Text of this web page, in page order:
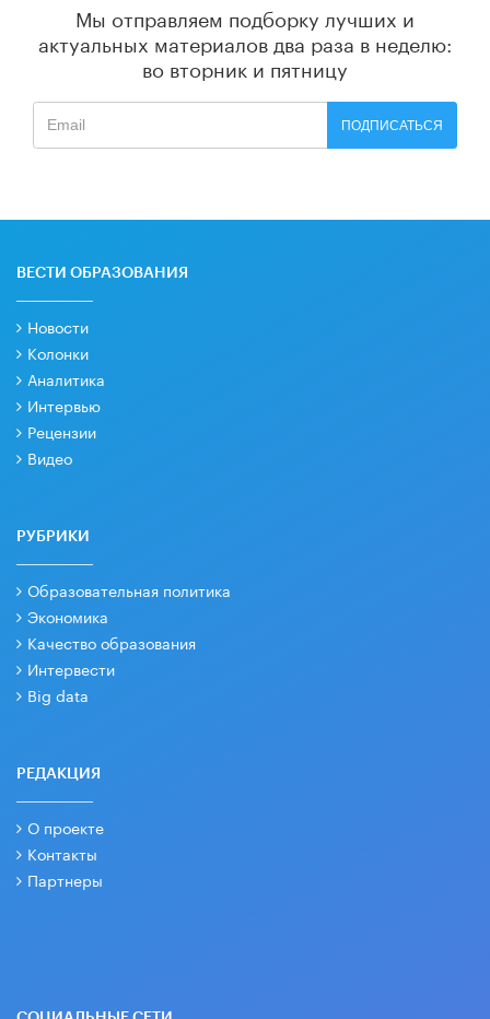
Мы отправляем подборку лучших и
актуальных материалов два раза в неделю:
во вторник и пятницу
ПОДПИСАТЬСЯ
ВЕСТИ ОБРАЗОВАНИЯ
Новости
Колонки
Аналитика
Интервью
Рецензии
Видео
РУБРИКИ
Образовательная политика
Экономика
Качество образования
Интервести
Big data
РЕДАКЦИЯ
О проекте
Контакты
Партнеры